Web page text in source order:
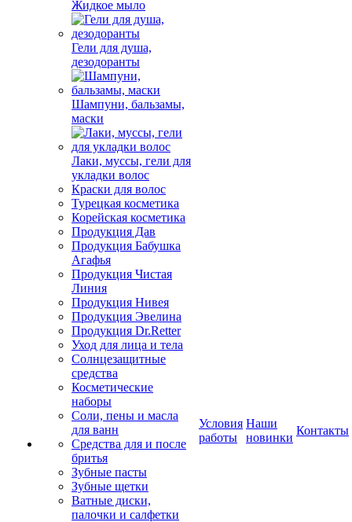
Жидкое мыло
Гели для душа,
дезодоранты
Шампуни, бальзамы,
маски
Лаки, муссы, гели для
укладки волос
Краски для волос
Турецкая косметика
Корейская косметика
Продукция Дав
Продукция Бабушка
Агафья
Продукция Чистая
Линия
Продукция Нивея
Продукция Эвелина
Продукция Dr.Retter
Уход для лица и тела
Солнцезащитные
средства
Косметические
наборы
Соли, пены и масла
для ванн
Средства для и после
бритья
Зубные пасты
Зубные щетки
Ватные диски,
палочки и салфетки
Условия
работы
Наши
новинки
Контакты